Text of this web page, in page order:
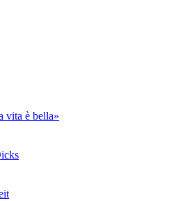
vita è bella»